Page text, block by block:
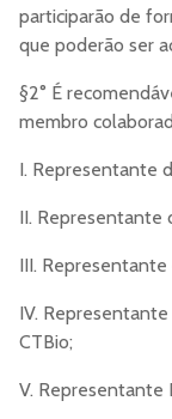
participarão de
que poderão ser
§2° É
membro
I. Representante
II. Representante
III.
IV.
CTBio;
V. Representante